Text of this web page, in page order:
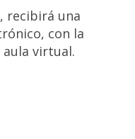
recibirá una
con la
virtual.